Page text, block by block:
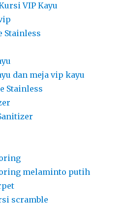
VIP Kayu
Stainless
dan meja vip kayu
Stainless
melaminto putih
scramble